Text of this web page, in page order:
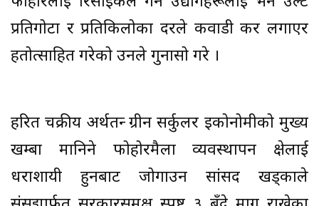
प्रतिगोटा र प्रतिकिलोका दरले कवाडी कर लगाएर
हतोत्साहित गरेको उनले गुनासो गरे ।
हरित चक्रीय अर्थतन्त्र ग्रीन सर्कुलर इकोनोमीको मुख्य
खम्बा मानिने फोहोरमैला व्यवस्थापन क्षेत्रलाई
धराशायी हुनबाट जोगाउन सांसद खड्काले